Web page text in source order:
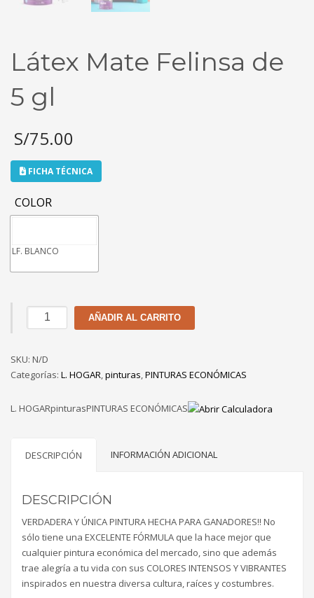
Látex Mate Felinsa de
5 gl
S/75.00
FICHA TÉCNICA
COLOR
LF. BLANCO
Látex
Mate
de
5
cantidad
AÑADIR AL CARRITO
SKU: N/D
Categorías: L. HOGAR,pinturas,PINTURAS ECONÓMICAS
L. HOGARpinturasPINTURAS ECONÓMICAS
DESCRIPCIÓN INFORMACIÓN ADICIONAL
DESCRIPCIÓN
VERDADERA Y ÚNICA PINTURA HECHA PARA GANADORES!! No
sólo tiene una EXCELENTE FÓRMULA que la hace mejor que
cualquier pintura económica del mercado, sino que además
trae alegría a tu vida con sus COLORES INTENSOS Y VIBRANTES
inspirados en nuestra diversa cultura, raíces y costumbres.